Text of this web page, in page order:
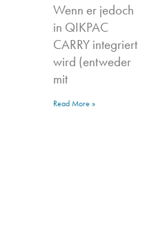
Wenn er jedoch
in QIKPAC
CARRY integriert
wird (entweder
mit
Read More »